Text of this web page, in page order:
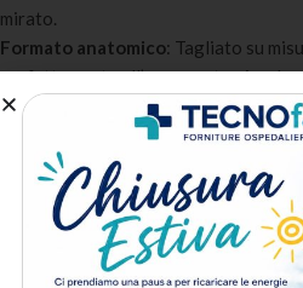
mirato.
Formato anatomico: Tagliato su
perfettamente all’area anatomica da
Leggerezza e comfort: Materiale
traspirante per il massimo comfort
Confezionamento sterile
:
pronto all’uso all’apertura del blister.
A chi è destinato:
Sale operatorie: Per la gestione del